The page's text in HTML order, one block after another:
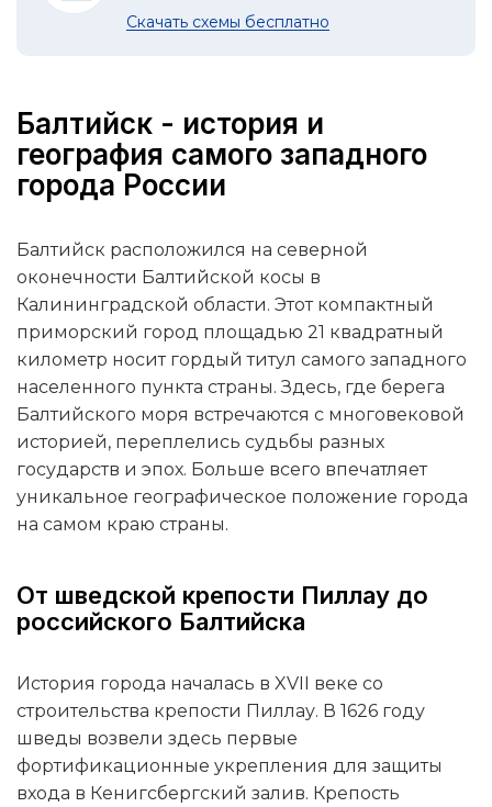
Скачать схемы бесплатно
Балтийск - история и
география самого западного
города России
Балтийск расположился на северной
оконечности Балтийской косы в
Калининградской области. Этот компактный
приморский город площадью 21 квадратный
километр носит гордый титул самого западного
населенного пункта страны. Здесь, где берега
Балтийского моря встречаются с многовековой
историей, переплелись судьбы разных
государств и эпох. Больше всего впечатляет
уникальное географическое положение города
на самом краю страны.
От шведской крепости Пиллау до
российского Балтийска
История города началась в XVII веке со
строительства крепости Пиллау. В 1626 году
шведы возвели здесь первые
фортификационные укрепления для защиты
входа в Кенигсбергский залив. Крепость